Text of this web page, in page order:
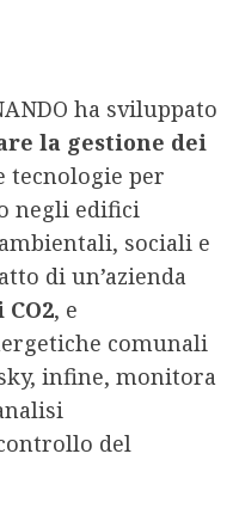
ha sviluppato
la gestione dei
tecnologie per
negli edifici
sociali e
di un’azienda
, e
comunali
infine, monitora
del